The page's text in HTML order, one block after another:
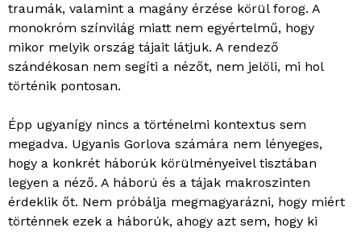
traumák, valamint a magány érzése körül forog. A
monokróm színvilág miatt nem egyértelmű, hogy
mikor melyik ország tájait látjuk. A rendező
szándékosan nem segíti a nézőt, nem jelöli, mi hol
történik pontosan.
Épp ugyanígy nincs a történelmi kontextus sem
megadva. Ugyanis Gorlova számára nem lényeges,
hogy a konkrét háborúk körülményeivel tisztában
legyen a néző. A háború és a tájak makroszinten
érdeklik őt. Nem próbálja megmagyarázni, hogy miért
történnek ezek a háborúk, ahogy azt sem, hogy ki